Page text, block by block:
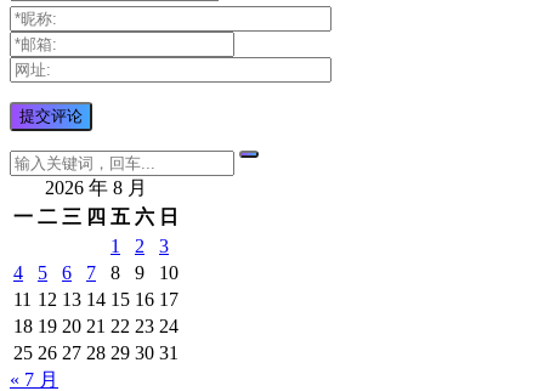
2026 年 8 月
一 二 三 四 五 六 日
1
2
3
4
5 6 7 8 9
10
11 12 13 14 15 16 17
18 19 20 21 22 23 24
25 26 27 28 29 30 31
« 7 月